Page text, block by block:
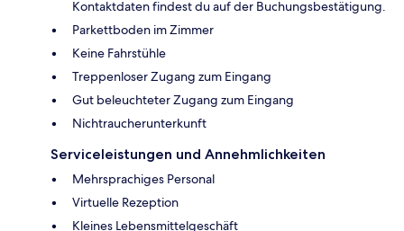
Kontaktdaten findest du auf der Buchungsbestätigung.
Parkettboden im Zimmer
Keine Fahrstühle
Treppenloser Zugang zum Eingang
Gut beleuchteter Zugang zum Eingang
Nichtraucherunterkunft
Serviceleistungen und Annehmlichkeiten
Mehrsprachiges Personal
Virtuelle Rezeption
Kleines Lebensmittelgeschäft